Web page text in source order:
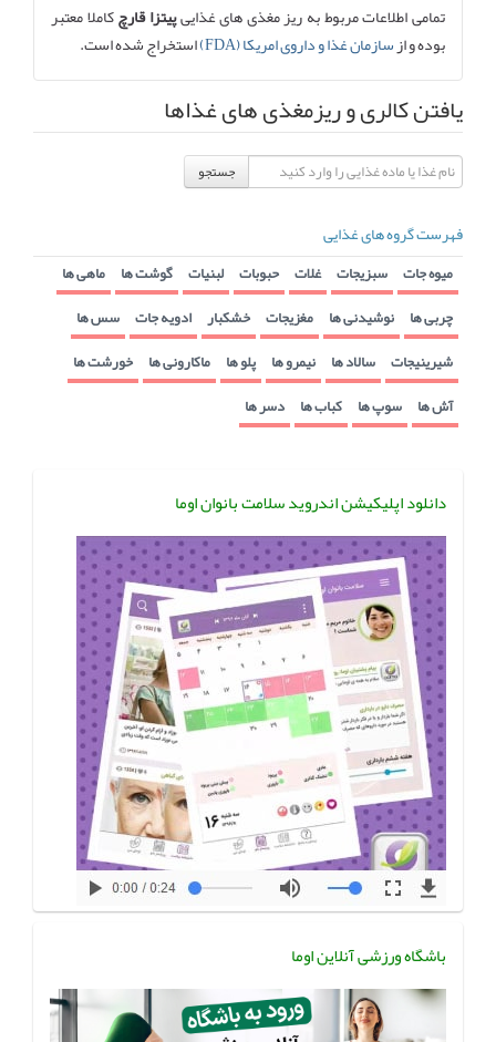
تمامی اطلاعات مربوط به ریز مغذی های غذاییپیتزا قارچکاملا معتبر
بوده و ازسازمان غذا و داروی امریکا (FDA) استخراج شده است.
یافتن کالری و ریزمغذی های غذاها
جستجو
فهرست گروه های غذایی
میوه جات سبزیجات غلات حبوبات لبنیات گوشت ها ماهی ها
چربی ها نوشیدنی ها مغزیجات خشکبار ادویه جات سس ها
شیرینیجات سالاد ها نیمرو ها پلو ها ماکارونی ها خورشت ها
آش ها سوپ ها کباب ها دسر ها
دانلود اپلیکیشن اندروید سلامت بانوان اوما
باشگاه ورزشی آنلاین اوما